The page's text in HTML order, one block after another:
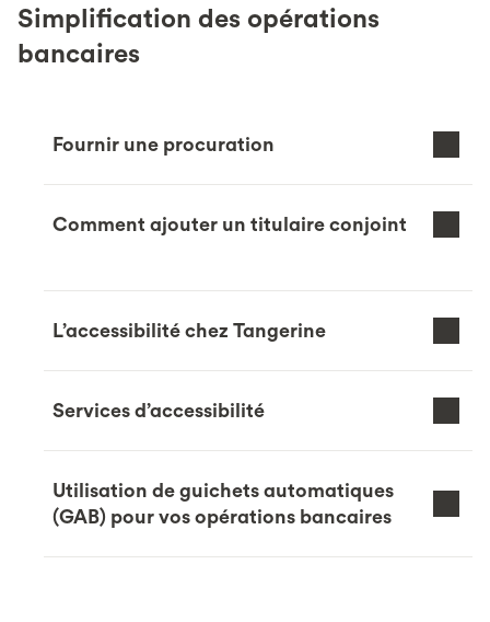
Simplification des opérations
bancaires
Fournir une procuration
Comment ajouter un titulaire conjoint
L’accessibilité chez Tangerine
Services d’accessibilité
Utilisation de guichets automatiques
(GAB) pour vos opérations bancaires